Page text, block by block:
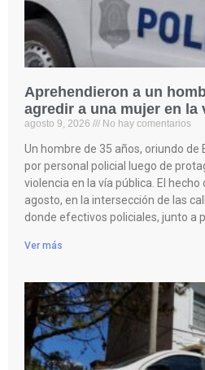
Aprehendieron a un
agredir a una mujer en la
agosto 9, 2026 No hay comentarios
Un hombre de 35 años, oriundo
por personal policial luego de
violencia en la vía pública. El
agosto, en la intersección de las
donde efectivos policiales, junto a
Ver más